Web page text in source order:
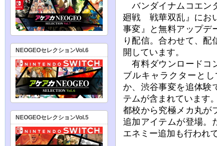
バンダイナムコエン
廻戦 戦華双乱』にお
事変』と無料アップデ
り配信。合わせて、配
開しています。
有料ダウンロードコ
ブルキャラクターと
か、渋谷事変を追体験
テムが含まれています
都校から究極メカ丸が
追加アイテムが登場。
エネミー追加も行われ
NEOGEOセレクションVol.6
NEOGEOセレクションVol.5